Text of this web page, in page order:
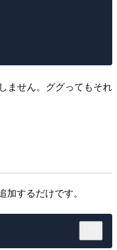
ません。ググってもそれ
するだけです。